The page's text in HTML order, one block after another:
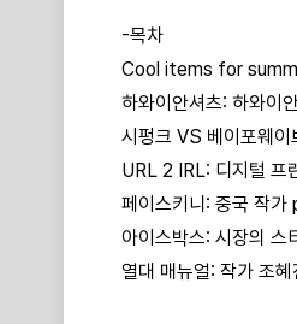
-목차
Cool items for
하와이안셔츠: 하와이
시펑크 VS 베이포웨이
URL 2 IRL: 디지털 프
페이스키니: 중국 작
아이스박스: 시장의 스
열대 매뉴얼: 작가 조혜